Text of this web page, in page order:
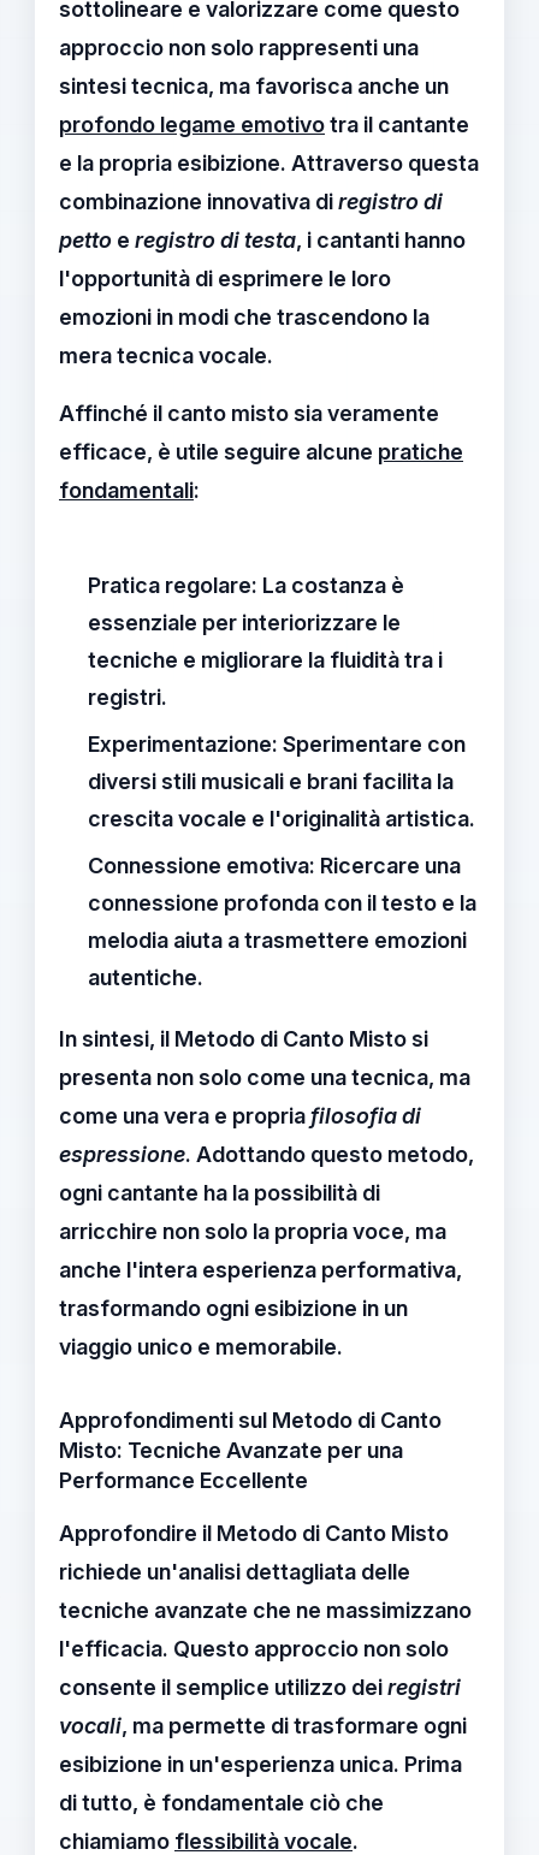
sottolineare e valorizzare come questo
approccio non solo rappresenti una
sintesi tecnica, ma favorisca anche un
profondo legame emotivotra il cantante
e la propria esibizione. Attraverso questa
combinazione innovativa diregistro di
petto e registro di testa, i cantanti hanno
l'opportunità di esprimere le loro
emozioni in modi che trascendono la
mera tecnica vocale.
Affinché il canto mistosia veramente
efficace, è utile seguire alcune pratiche
fondamentali:
Pratica regolare: La costanza è
essenziale per interiorizzare le
tecniche e migliorare la fluidità tra i
registri.
Experimentazione: Sperimentare con
diversi stili musicali e brani facilita la
crescita vocale e l'originalità artistica.
Connessione emotiva: Ricercare una
connessione profonda con il testo e la
melodia aiuta a trasmettere emozioni
autentiche.
In sintesi, il Metodo di Canto Mistosi
presenta non solo come una tecnica, ma
come una vera e propriafilosofia di
espressione. Adottando questo metodo,
ogni cantante ha la possibilità di
arricchire non solo la propria voce, ma
anche l'intera esperienza performativa,
trasformando ogni esibizione in un
viaggio unico e memorabile.
Approfondimenti sul Metodo di Canto
Misto: Tecniche Avanzate per una
Performance Eccellente
Approfondire il Metodo di Canto Misto
richiede un'analisi dettagliata delle
tecniche avanzate che ne massimizzano
l'efficacia. Questo approccio non solo
consente il semplice utilizzo deiregistri
vocali, ma permette di trasformare ogni
esibizione in un'esperienza unica. Prima
di tutto, è fondamentale ciò che
chiamiamo flessibilità vocale.